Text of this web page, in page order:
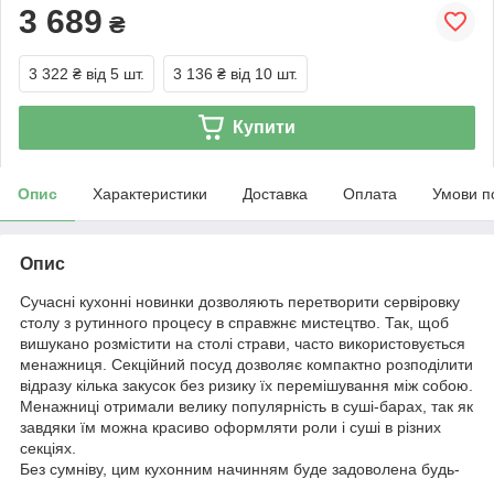
3 689 ₴
3 322 ₴ від 5 шт. 3 136 ₴ від 10 шт.
Купити
Опис Характеристики Доставка Оплата Умови
Опис
Сучасні кухонні новинки дозволяють перетворити сервіровку
столу з рутинного процесу в справжнє мистецтво. Так, щоб
вишукано розмістити на столі страви, часто використовується
менажниця. Секційний посуд дозволяє компактно розподілити
відразу кілька закусок без ризику їх перемішування між собою.
Менажниці отримали велику популярність в суші-барах, так як
завдяки їм можна красиво оформляти роли і суші в різних
секціях.
Без сумніву, цим кухонним начинням буде задоволена будь-